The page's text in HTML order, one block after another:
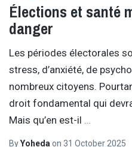
Élections et santé
danger
Les périodes électorales
stress, d’anxiété, de
nombreux citoyens.
droit fondamental qui
Mais qu’en est-il …
ByYoheda on 31 October 2025